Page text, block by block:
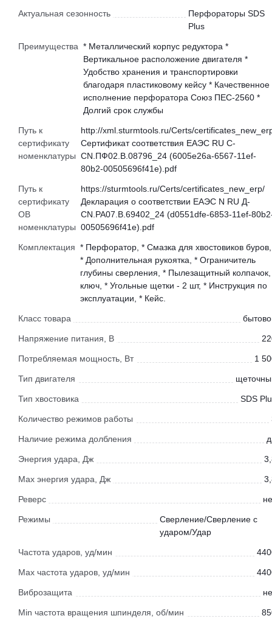
Актуальная сезонность
Перфораторы SDS
Plus
Преимущества * Металлический корпус редуктора *
Вертикальное расположение двигателя *
Удобство хранения и транспортировки
благодаря пластиковому кейсу * Качественное
исполнение перфоратора Союз ПЕС-2560 *
Долгий срок службы
Путь к
сертификату
номенклатуры
http://xml.sturmtools.ru/Certs/
Сертификат соответствия ЕАЭС RU С-
CN.ПФ02.В.08796_24 (6005e26a-6567-11ef-
80b2-00505696f41e).pdf
Путь к
сертификату
ОВ
номенклатуры
https://sturmtools.ru/Certs/certificates_new_erp/
Декларация о соответствии ЕАЭС N RU Д-
CN.РА07.В.69402_24 (d0551dfe-6853-11ef-
00505696f41e).pdf
Комплектация * Перфоратор, * Смазка для хвостовиков буров,
* Дополнительная рукоятка, * Ограничитель
глубины сверления, * Пылезащитный колпачок,
ключ, * Угольные щетки - 2 шт, * Инструкция по
эксплуатации, * Кейс.
Класс товара
Напряжение питания, В
Потребляемая мощность, Вт 1
Тип двигателя
Тип хвостовика SDS
Количество режимов работы
Наличие режима долбления
Энергия удара, Дж
Max энергия удара, Дж
Реверс
Режимы
Сверление/Сверление с
ударом/Удар
Частота ударов, уд/мин
Мах частота ударов, уд/мин
Виброзащита
Min частота вращения шпинделя, об/мин